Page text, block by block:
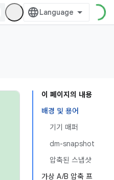
이 페이지의 내용
배경 및 용어
기기 매퍼
dm-snapshot
압축된 스냅샷
가상 A/B 압축 프